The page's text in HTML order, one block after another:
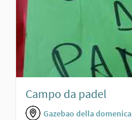
Campo da padel
Gazebao della domenica